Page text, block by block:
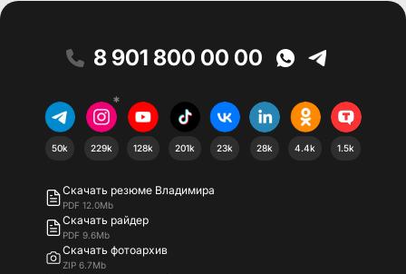
8 901 800 00 00
50k
*
229k 128k 201k 23k 28k 4.4k 1.5k
Скачать резюме Владимира
PDF 12.0Mb
Скачать райдер
PDF 9.6Mb
Скачать фотоархив
ZIP 6.7Mb